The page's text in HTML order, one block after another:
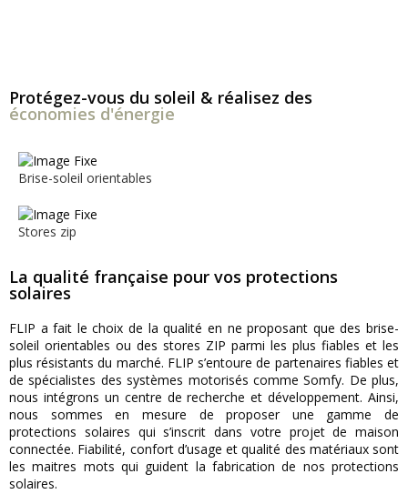
Protégez-vous du soleil & réalisez des
économies d'énergie
Brise-soleil orientables
Stores zip
La qualité française pour vos protections
solaires
FLIP a fait le choix de la qualité en ne proposant que des brise-
soleil orientables ou des stores ZIP parmi les plus fiables et les
plus résistants du marché. FLIP s’entoure de partenaires fiables et
de spécialistes des systèmes motorisés comme Somfy. De plus,
nous intégrons un centre de recherche et développement. Ainsi,
nous sommes en mesure de proposer une gamme de
protections solaires qui s’inscrit dans votre projet de maison
connectée. Fiabilité, confort d’usage et qualité des matériaux sont
les maitres mots qui guident la fabrication de nos protections
solaires.